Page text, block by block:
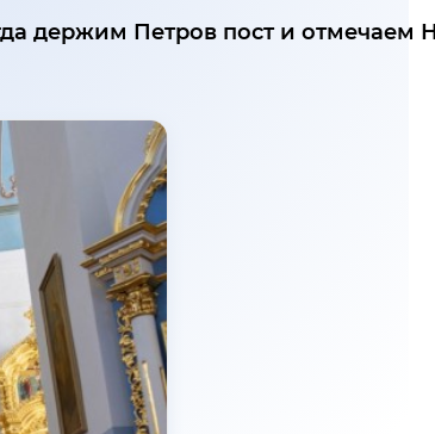
держим Петров пост и отмечаем